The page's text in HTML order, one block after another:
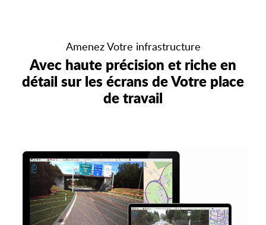
Amenez Votre infrastructure
Avec haute précision et riche en
détail sur les écrans de Votre place
de travail